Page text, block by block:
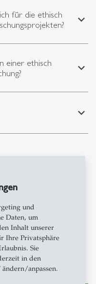
und
Daten, um
Inhalt unserer
Ihre Privatsphäre
Sie
in den
anpassen.
für die ethisch
expand_less
einer ethisch
expand_less
expand_less
Integrität